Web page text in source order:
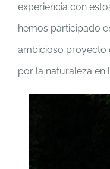
experiencia con
hemos participado
ambicioso proyecto
por la naturaleza en